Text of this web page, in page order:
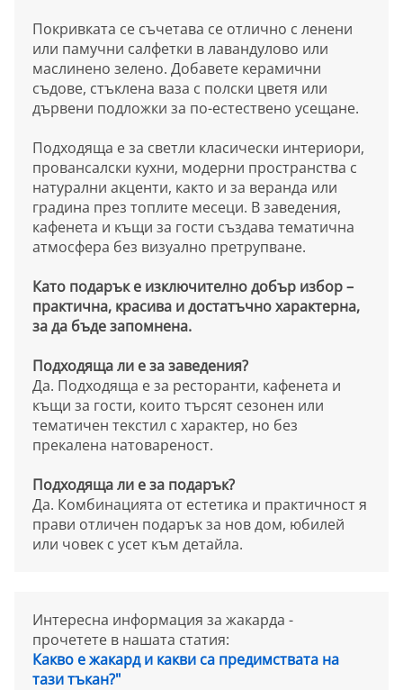
Покривката се съчетава се отлично с ленени
или памучни салфетки в лавандулово или
маслинено зелено. Добавете керамични
съдове, стъклена ваза с полски цветя или
дървени подложки за по-естествено усещане.
Подходяща е за светли класически интериори,
провансалски кухни, модерни пространства с
натурални акценти, както и за веранда или
градина през топлите месеци. В заведения,
кафенета и къщи за гости създава тематична
атмосфера без визуално претрупване.
Като подарък е изключително добър избор –
практична, красива и достатъчно характерна,
за да бъде запомнена.
Подходяща ли е за заведения?
Да. Подходяща е за ресторанти, кафенета и
къщи за гости, които търсят сезонен или
тематичен текстил с характер, но без
прекалена натовареност.
Подходяща ли е за подарък?
Да. Комбинацията от естетика и практичност я
прави отличен подарък за нов дом, юбилей
или човек с усет към детайла.
Интересна информация за жакарда -
прочетете в нашата статия:
Какво е жакард и какви са предимствата на
тази тъкан?"